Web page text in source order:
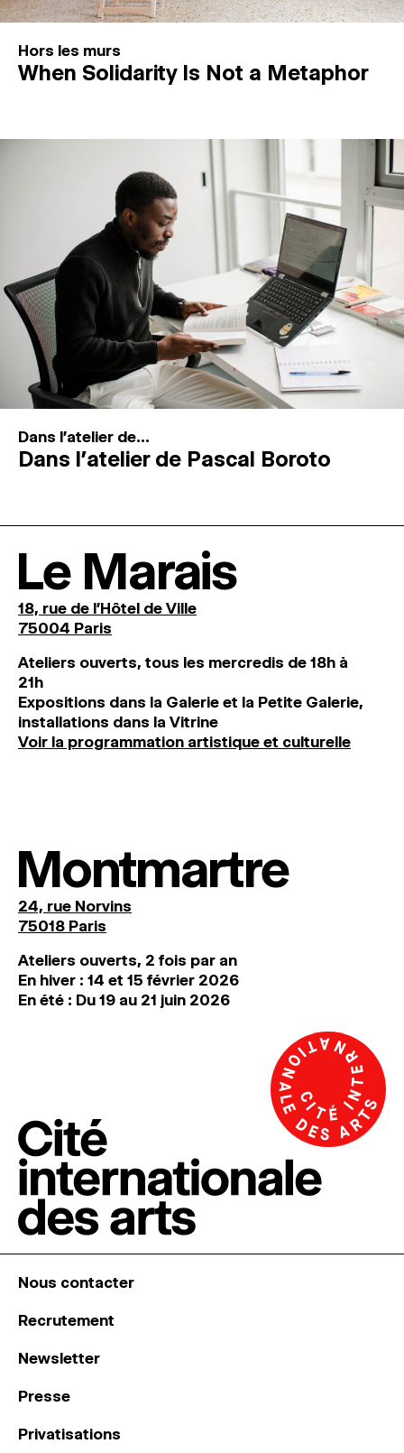
Hors les murs
When Solidarity Is Not a Metaphor
Dans l'atelier de...
Dans l’atelier de Pascal Boroto
Le Marais
18, rue de l'Hôtel de Ville
75004 Paris
Ateliers ouverts, tous les mercredis de 18h à
21h
Expositions dans la Galerie et la Petite Galerie,
installations dans la Vitrine
Voir la programmation artistique et culturelle
Montmartre
24, rue Norvins
75018 Paris
Ateliers ouverts, 2 fois par an
En hiver : 14 et 15 février 2026
En été : Du 19 au 21 juin 2026
Nous contacter
Recrutement
Newsletter
Presse
Privatisations